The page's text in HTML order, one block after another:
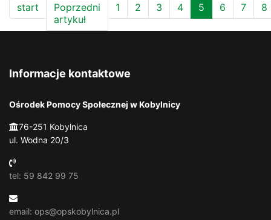
start
Poprzedni
artykuł
1 2 3 4 5 6 7 8
Informacje kontaktowe
Ośrodek Pomocy Społecznej w Kobylnicy
76-251 Kobylnica
ul. Wodna 20/3
tel: 59 842 99 75
email: ops@opskobylnica.pl